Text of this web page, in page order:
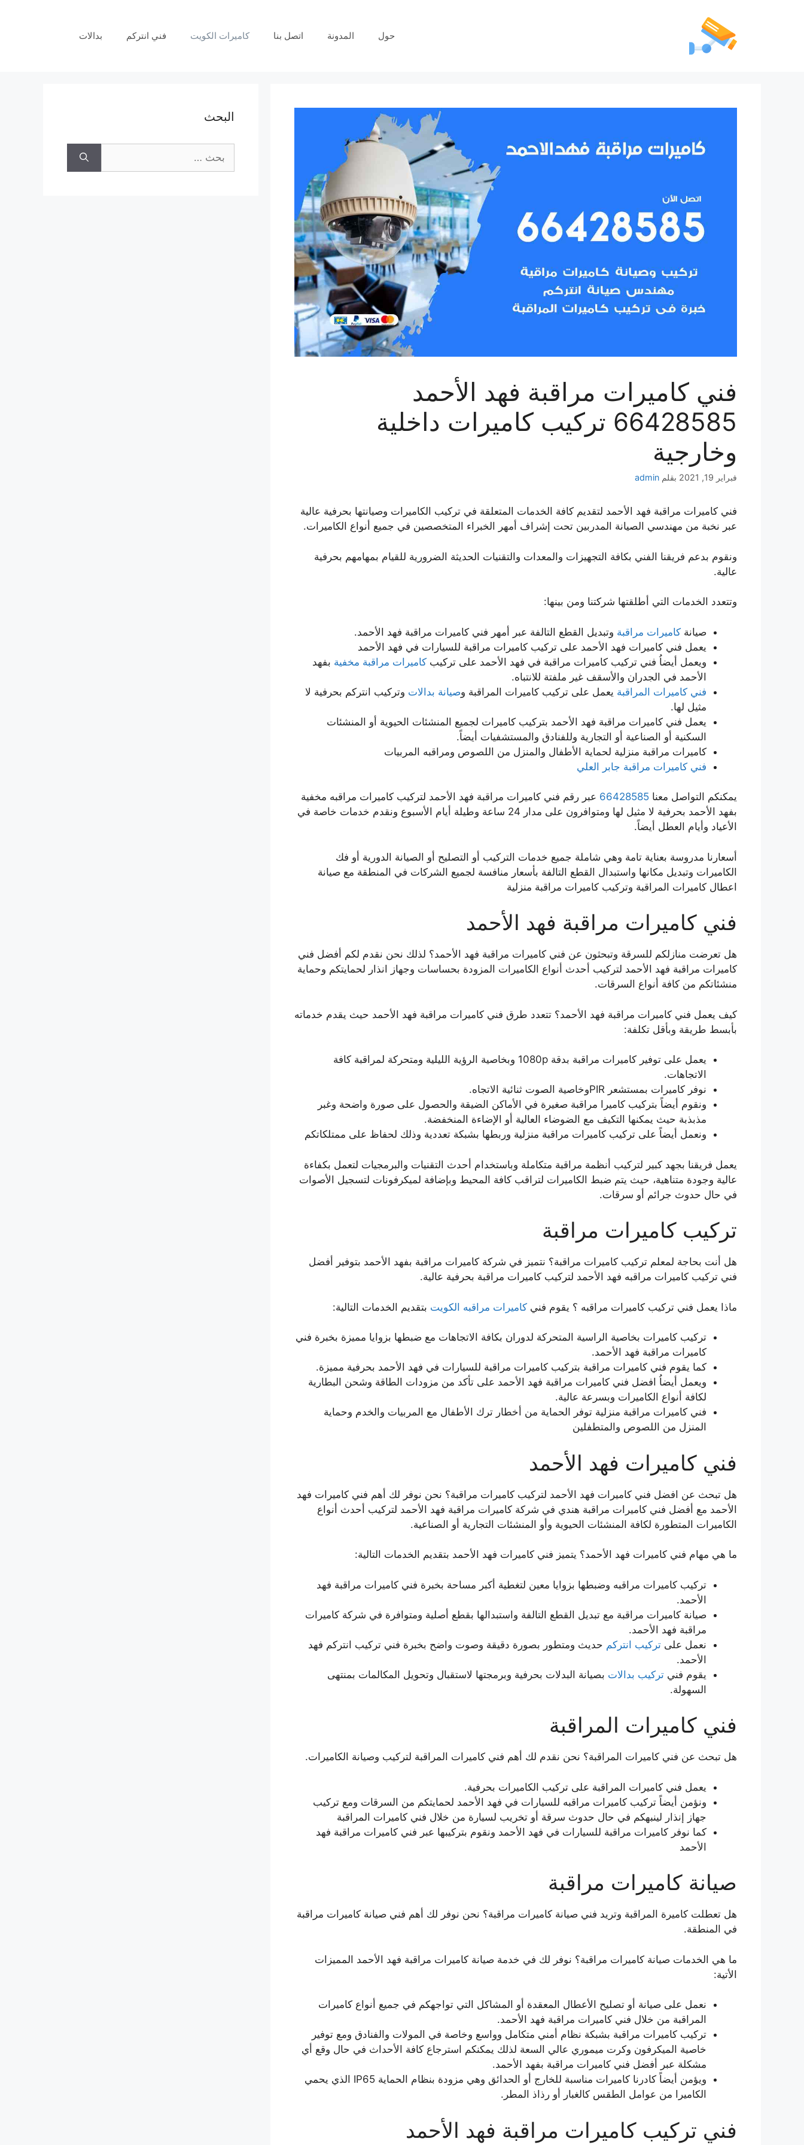
حول المدونة اتصل بنا كاميرات الكويت فني انتركم بدالات
فني كاميرات مراقبة فهد الأحمد
66428585 تركيب كاميرات داخلية
وخارجية
فبراير 19, 2021 بقلم admin
فني كاميرات مراقبة فهد الأحمد لتقديم كافة الخدمات المتعلقة في تركيب الكاميرات وصيانتها بحرفية عالية
عبر نخبة من مهندسي الصيانة المدربين تحت إشراف أمهر الخبراء المتخصصين في جميع أنواع الكاميرات.
ونقوم بدعم فريقنا الفني بكافة التجهيزات والمعدات والتقنيات الحديثة الضرورية للقيام بمهامهم بحرفية
عالية.
وتتعدد الخدمات التي أطلقتها شركتنا ومن بينها:
صيانة كاميرات مراقبة وتبديل القطع التالفة عبر أمهر فني كاميرات مراقبة فهد الأحمد.
يعمل فني كاميرات فهد الأحمد على تركيب كاميرات مراقبة للسيارات في فهد الأحمد
ويعمل أيضاُ فني تركيب كاميرات مراقبة في فهد الأحمد على تركيب كاميرات مراقبة مخفية بفهد
الأحمد في الجدران والأسقف غير ملفتة للانتباه.
فني كاميرات المراقبة يعمل على تركيب كاميرات المراقبة وصيانة بدالات وتركيب انتركم بحرفية لا
مثيل لها.
يعمل فني كاميرات مراقبة فهد الأحمد بتركيب كاميرات لجميع المنشئات الحيوية أو المنشئات
السكنية أو الصناعية أو التجارية وللفنادق والمستشفيات أيضاً.
كاميرات مراقبة منزلية لحماية الأطفال والمنزل من اللصوص ومراقبه المربيات
فني كاميرات مراقبة جابر العلي
يمكنكم التواصل معنا 66428585 عبر رقم فني كاميرات مراقبة فهد الأحمد لتركيب كاميرات مراقبه مخفية
بفهد الأحمد بحرفية لا مثيل لها ومتوافرون على مدار 24 ساعة وطيلة أيام الأسبوع ونقدم خدمات خاصة في
الأعياد وأيام العطل أيضاً.
أسعارنا مدروسة بعناية تامة وهي شاملة جميع خدمات التركيب أو التصليح أو الصيانة الدورية أو فك
الكاميرات وتبديل مكانها واستبدال القطع التالفة بأسعار منافسة لجميع الشركات في المنطقة مع صيانة
اعطال كاميرات المراقبة وتركيب كاميرات مراقبة منزلية
فني كاميرات مراقبة فهد الأحمد
هل تعرضت منازلكم للسرقة وتبحثون عن فني كاميرات مراقبة فهد الأحمد؟ لذلك نحن نقدم لكم أفضل فني
كاميرات مراقبة فهد الأحمد لتركيب أحدث أنواع الكاميرات المزودة بحساسات وجهاز انذار لحمايتكم وحماية
منشئاتكم من كافة أنواع السرقات.
كيف يعمل فني كاميرات مراقبة فهد الأحمد؟ تتعدد طرق فني كاميرات مراقبة فهد الأحمد حيث يقدم خدماته
بأبسط طريقة وبأقل تكلفة:
يعمل على توفير كاميرات مراقبة بدقة 1080p وبخاصية الرؤية الليلية ومتحركة لمراقبة كافة
الاتجاهات.
نوفر كاميرات بمستشعر PIRوخاصية الصوت ثنائية الاتجاه.
ونقوم أيضاً بتركيب كاميرا مراقبة صغيرة في الأماكن الضيقة والحصول على صورة واضحة وغبر
مذبذبة حيث يمكنها التكيف مع الضوضاء العالية أو الإضاءة المنخفضة.
ونعمل أيضاً على تركيب كاميرات مراقبة منزلية وربطها بشبكة تعددية وذلك لحفاظ على ممتلكاتكم
يعمل فريقنا بجهد كبير لتركيب أنظمة مراقبة متكاملة وباستخدام أحدث التقنيات والبرمجيات لتعمل بكفاءة
عالية وجودة متناهية، حيث يتم ضبط الكاميرات لتراقب كافة المحيط وبإضافة لميكرفونات لتسجيل الأصوات
في حال حدوث جرائم أو سرقات.
تركيب كاميرات مراقبة
هل أنت بحاجة لمعلم تركيب كاميرات مراقبة؟ نتميز في شركة كاميرات مراقبة بفهد الأحمد بتوفير أفضل
فني تركيب كاميرات مراقبه فهد الأحمد لتركيب كاميرات مراقبة بحرفية عالية.
ماذا يعمل فني تركيب كاميرات مراقبه ؟ يقوم فني كاميرات مراقبه الكويت بتقديم الخدمات التالية:
تركيب كاميرات بخاصية الراسية المتحركة لدوران بكافة الاتجاهات مع ضبطها بزوايا مميزة بخبرة فني
كاميرات مراقبة فهد الأحمد.
كما يقوم فني كاميرات مراقبة بتركيب كاميرات مراقبة للسيارات في فهد الأحمد بحرفية مميزة.
ويعمل أيضاُ افضل فني كاميرات مراقبة فهد الأحمد على تأكد من مزودات الطاقة وشحن البطارية
لكافة أنواع الكاميرات وبسرعة عالية.
فني كاميرات مراقبة منزلية توفر الحماية من أخطار ترك الأطفال مع المربيات والخدم وحماية
المنزل من اللصوص والمتطفلين
فني كاميرات فهد الأحمد
هل تبحث عن افضل فني كاميرات فهد الأحمد لتركيب كاميرات مراقبة؟ نحن نوفر لك أهم فني كاميرات فهد
الأحمد مع أفضل فني كاميرات مراقبة هندي في شركة كاميرات مراقبة فهد الأحمد لتركيب أحدث أنواع
الكاميرات المتطورة لكافة المنشئات الحيوية وأو المنشئات التجارية أو الصناعية.
ما هي مهام فني كاميرات فهد الأحمد؟ يتميز فني كاميرات فهد الأحمد بتقديم الخدمات التالية:
تركيب كاميرات مراقبه وضبطها بزوايا معين لتغطية أكبر مساحة بخبرة فني كاميرات مراقبة فهد
الأحمد.
صيانة كاميرات مراقبة مع تبديل القطع التالفة واستبدالها بقطع أصلية ومتوافرة في شركة كاميرات
مراقبة فهد الأحمد.
نعمل على تركيب انتركم حديث ومتطور بصورة دقيقة وصوت واضح بخبرة فني تركيب انتركم فهد
الأحمد.
يقوم فني تركيب بدالات بصيانة البدلات بحرفية وبرمجتها لاستقبال وتحويل المكالمات بمنتهى
السهولة.
فني كاميرات المراقبة
هل تبحث عن فني كاميرات المراقبة؟ نحن نقدم لك أهم فني كاميرات المراقبة لتركيب وصيانة الكاميرات.
يعمل فني كاميرات المراقبة على تركيب الكاميرات بحرفية.
ونؤمن أيضاً تركيب كاميرات مراقبه للسيارات في فهد الأحمد لحمايتكم من السرقات ومع تركيب
جهاز إنذار لينبهكم في حال حدوث سرقة أو تخريب لسيارة من خلال فني كاميرات المراقبة
كما نوفر كاميرات مراقبة للسيارات في فهد الأحمد ونقوم بتركيبها عبر فني كاميرات مراقبة فهد
الأحمد
صيانة كاميرات مراقبة
هل تعطلت كاميرة المراقبة وتريد فني صيانة كاميرات مراقبة؟ نحن نوفر لك أهم فني صيانة كاميرات مراقبة
في المنطقة.
ما هي الخدمات صيانة كاميرات مراقبة؟ نوفر لك في خدمة صيانة كاميرات مراقبة فهد الأحمد المميزات
الأتية:
نعمل على صيانة أو تصليح الأعطال المعقدة أو المشاكل التي تواجهكم في جميع أنواع كاميرات
المراقبة من خلال فني كاميرات مراقبة فهد الأحمد.
تركيب كاميرات مراقبة بشبكة نظام أمني متكامل وواسع وخاصة في المولات والفنادق ومع توفير
خاصية الميكرفون وكرت ميموري عالي السعة لذلك يمكنكم استرجاع كافة الأحداث في حال وقع أي
مشكلة عبر أفضل فني كاميرات مراقبة بفهد الأحمد.
ويؤمن أيضاً كادرنا كاميرات مناسبة للخارج أو الحدائق وهي مزودة بنظام الحماية IP65 الذي يحمي
الكاميرا من عوامل الطقس كالغبار أو رذاذ المطر.
فني تركيب كاميرات مراقبة فهد الأحمد
البحث